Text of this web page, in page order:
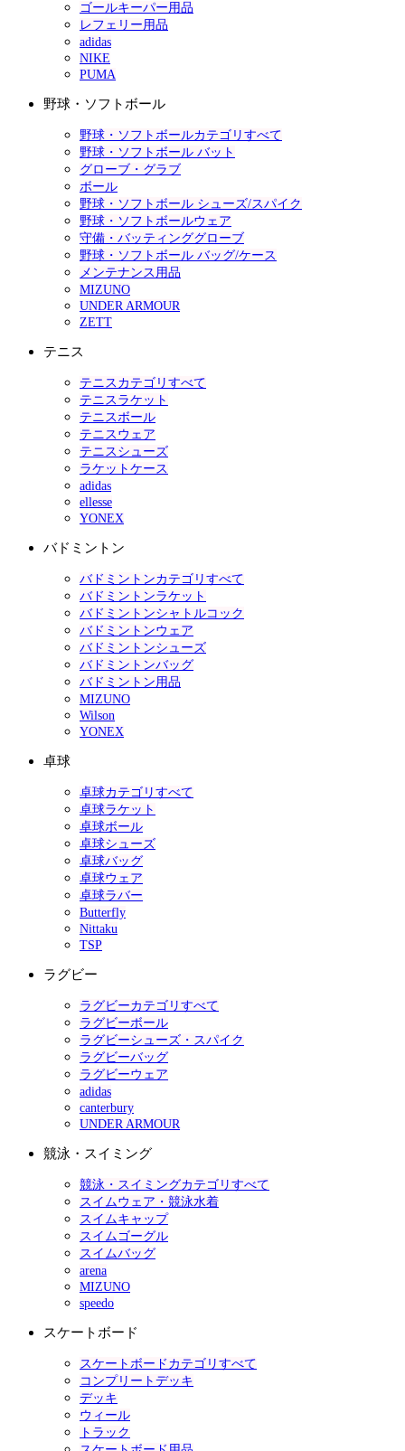
ゴールキーパー用品
レフェリー用品
adidas
NIKE
PUMA
野球・ソフトボール
野球・ソフトボールカテゴリすべて
野球・ソフトボール バット
グローブ・グラブ
ボール
野球・ソフトボール シューズ/スパイク
野球・ソフトボールウェア
守備・バッティンググローブ
野球・ソフトボール バッグ/ケース
メンテナンス用品
MIZUNO
UNDER ARMOUR
ZETT
テニス
テニスカテゴリすべて
テニスラケット
テニスボール
テニスウェア
テニスシューズ
ラケットケース
adidas
ellesse
YONEX
バドミントン
バドミントンカテゴリすべて
バドミントンラケット
バドミントンシャトルコック
バドミントンウェア
バドミントンシューズ
バドミントンバッグ
バドミントン用品
MIZUNO
Wilson
YONEX
卓球
卓球カテゴリすべて
卓球ラケット
卓球ボール
卓球シューズ
卓球バッグ
卓球ウェア
卓球ラバー
Butterfly
Nittaku
TSP
ラグビー
ラグビーカテゴリすべて
ラグビーボール
ラグビーシューズ・スパイク
ラグビーバッグ
ラグビーウェア
adidas
canterbury
UNDER ARMOUR
競泳・スイミング
競泳・スイミングカテゴリすべて
スイムウェア・競泳水着
スイムキャップ
スイムゴーグル
スイムバッグ
arena
MIZUNO
speedo
スケートボード
スケートボードカテゴリすべて
コンプリートデッキ
デッキ
ウィール
トラック